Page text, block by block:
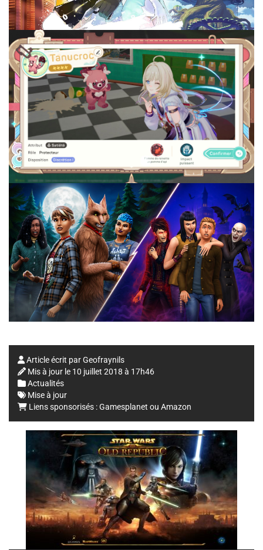
Article écrit parGeofraynils
Mis à jour le 10 juillet 2018 à 17h46
Actualités
Mise à jour
Liens sponsorisés :Gamesplanet ou Amazon